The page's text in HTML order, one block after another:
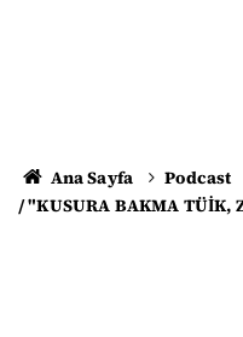
Ana Sayfa Podcast
/ "KUSURA BAKMA TÜİK,